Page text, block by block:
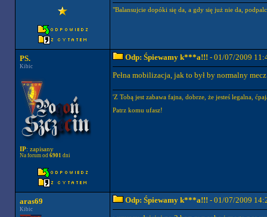
"Balansujcie dopóki się da, a gdy się już nie da,
PS.
Kibic
IP: zapisany
Na forum od 6901 dni
Odp: Śpiewamy k***a!!! - 01/07/2009
Pełna mobilizacja, jak to był by normalny
'Z Tobą jest zabawa fajna, dobrze, że jesteś legalna,
Patrz komu ufasz!
aras69
Kibic
Odp: Śpiewamy k***a!!! - 01/07/2009